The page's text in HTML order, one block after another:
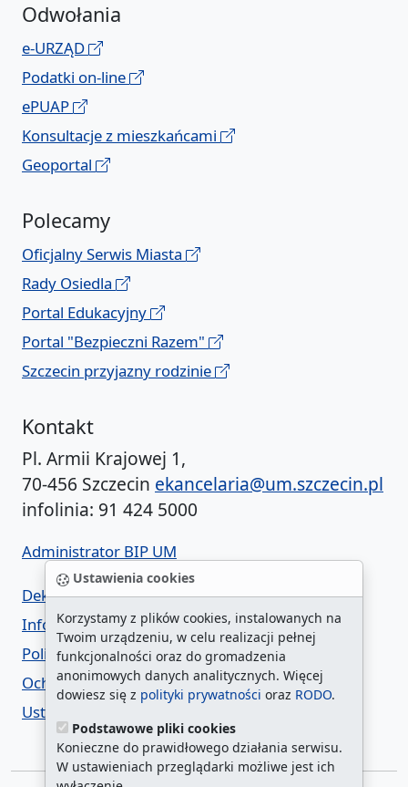
Ustawienia cookies
Korzystamy z plików cookies, instalowanych na
Twoim urządzeniu, w celu realizacji pełnej
funkcjonalności oraz do gromadzenia
anonimowych danych analitycznych. Więcej
dowiesz się z polityki prywatności oraz RODO.
Podstawowe pliki cookies
Konieczne do prawidłowego działania serwisu.
W ustawieniach przeglądarki możliwe jest ich
Odwołania
e-URZĄD
Podatki on-line
ePUAP
Konsultacje z mieszkańcami
Geoportal
Polecamy
Oficjalny Serwis Miasta
Rady Osiedla
Portal Edukacyjny
Portal "Bezpieczni Razem"
Szczecin przyjazny rodzinie
Kontakt
Pl. Armii Krajowej 1,
70-456 Szczecin ekancelaria@um.szczecin.pl
infolinia: 91 424 5000
Administrator BIP UM
Deklaracja dostępności
Informacja o urzędzie w ETR
Polityka prywatności
Ochrona danych osobowych
Ustawienia cookies